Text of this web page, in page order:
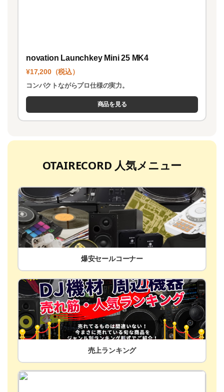
novation Launchkey Mini 25 MK4
¥17,200（税込）
コンパクトながらプロ仕様の実力。
商品を見る
OTAIRECORD 人気メニュー
爆安セールコーナー
売上ランキング